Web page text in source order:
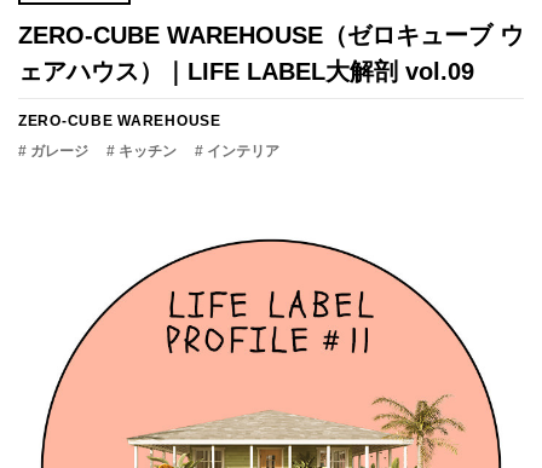
ZERO-CUBE WAREHOUSE（ゼロキューブ ウ
ェアハウス）｜LIFE LABEL大解剖 vol.09
ZERO-CUBE WAREHOUSE
# ガレージ
# キッチン # インテリア